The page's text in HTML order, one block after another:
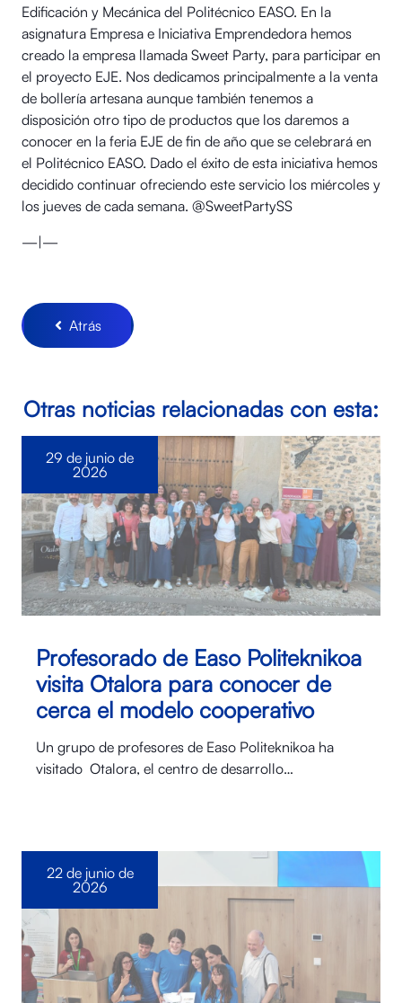
Edificación y Mecánica del Politécnico EASO. En la
asignatura Empresa e Iniciativa Emprendedora hemos
creado la empresa llamada Sweet Party, para participar en
el proyecto EJE. Nos dedicamos principalmente a la venta
de bollería artesana aunque también tenemos a
disposición otro tipo de productos que los daremos a
conocer en la feria EJE de fin de año que se celebrará en
el Politécnico EASO. Dado el éxito de esta iniciativa hemos
decidido continuar ofreciendo este servicio los miércoles y
los jueves de cada semana. @SweetPartySS
—|—
Atrás
Otras noticias relacionadas con esta:
Profesorado de Easo Politeknikoa
visita Otalora para conocer de
cerca el modelo cooperativo
Un grupo de profesores de Easo Politeknikoa ha
visitado Otalora⁠, el centro de desarrollo…
29 de junio de
2026
22 de junio de
2026